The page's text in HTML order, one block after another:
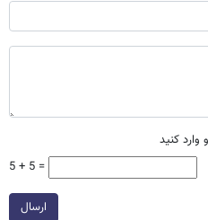
کنید
5 + 5 =
ارسال